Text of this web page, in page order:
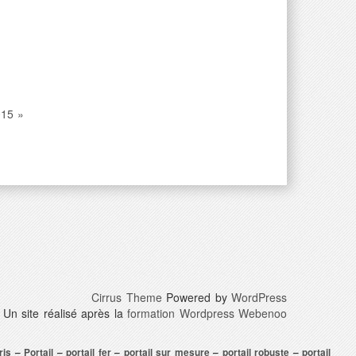
»
Cirrus ThemePowered by WordPress
Un site réalisé après la formation Wordpress Webenoo
– Portail –portail fer– portail sur mesure– portail robuste –portail